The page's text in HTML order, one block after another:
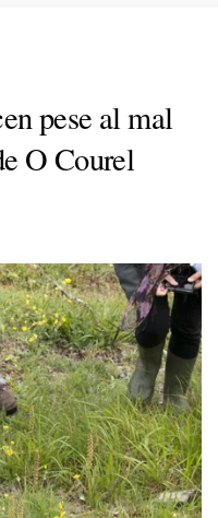
pese al mal
O Courel